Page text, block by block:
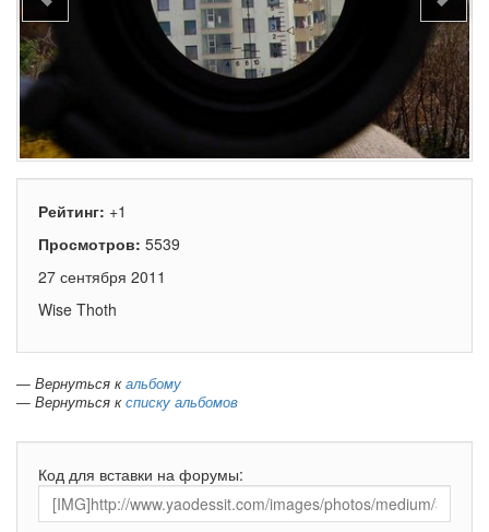
Рейтинг: +1
Просмотров: 5539
27 сентября 2011
Wise Thoth
— Вернуться кальбому
— Вернуться ксписку альбомов
Код для вставки на форумы: